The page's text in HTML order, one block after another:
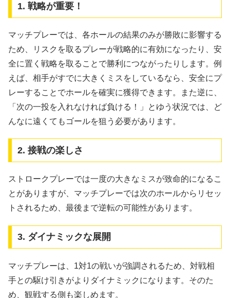
1. 戦略が重要！
マッチプレーでは、各ホールの結果のみが勝敗に影響する
ため、リスクを取るプレーが戦略的に有効になったり、安
全に置く戦略を取ることで勝利につながったりします。例
えば、相手がすでに大きくミスをしているなら、安全にプ
レーすることでホールを確実に獲得できます。また逆に、
「次の一投を入れなければ負ける！」とゆう状況では、ど
んなに遠くてもゴールを狙う必要があります。
2. 接戦の楽しさ
ストロークプレーでは一度の大きなミスが致命的になるこ
とがありますが、マッチプレーでは次のホールからリセッ
トされるため、最後まで逆転の可能性があります。
3. ダイナミックな展開
マッチプレーは、1対1の戦いが強調されるため、対戦相
手との駆け引きがよりダイナミックになります。そのた
め、観戦する側も楽しめます。